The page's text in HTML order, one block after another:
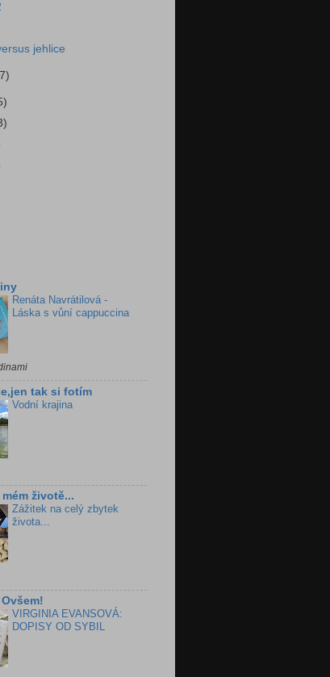
jehlice
Renáta Navrátilová -
Láska s vůní cappuccina
tak si fotím
Vodní krajina
mém životě...
Zážitek na celý zbytek
života...
VIRGINIA EVANSOVÁ:
DOPISY OD SYBIL